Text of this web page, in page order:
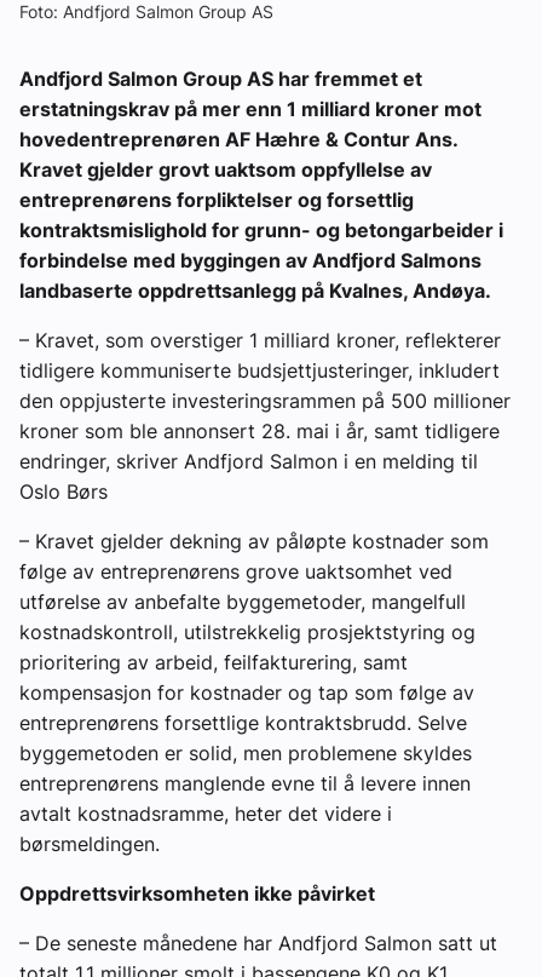
Aktuelle prosjekter
Foto: Andfjord Salmon Group AS
Andfjord Salmon Group AS har fremmet et
erstatningskrav på mer enn 1 milliard kroner mot
hovedentreprenøren AF Hæhre & Contur Ans.
Kravet gjelder grovt uaktsom oppfyllelse av
entreprenørens forpliktelser og forsettlig
kontraktsmislighold for grunn- og betongarbeider i
forbindelse med byggingen av Andfjord Salmons
landbaserte oppdrettsanlegg på Kvalnes, Andøya.
– Kravet, som overstiger 1 milliard kroner, reflekterer
tidligere kommuniserte budsjettjusteringer, inkludert
den oppjusterte investeringsrammen på 500 millioner
kroner som ble annonsert 28. mai i år, samt tidligere
endringer, skriver Andfjord Salmon i en melding til
Oslo Børs
– Kravet gjelder dekning av påløpte kostnader som
følge av entreprenørens grove uaktsomhet ved
utførelse av anbefalte byggemetoder, mangelfull
kostnadskontroll, utilstrekkelig prosjektstyring og
prioritering av arbeid, feilfakturering, samt
kompensasjon for kostnader og tap som følge av
entreprenørens forsettlige kontraktsbrudd. Selve
byggemetoden er solid, men problemene skyldes
entreprenørens manglende evne til å levere innen
avtalt kostnadsramme, heter det videre i
børsmeldingen.
Oppdrettsvirksomheten ikke påvirket
– De seneste månedene har Andfjord Salmon satt ut